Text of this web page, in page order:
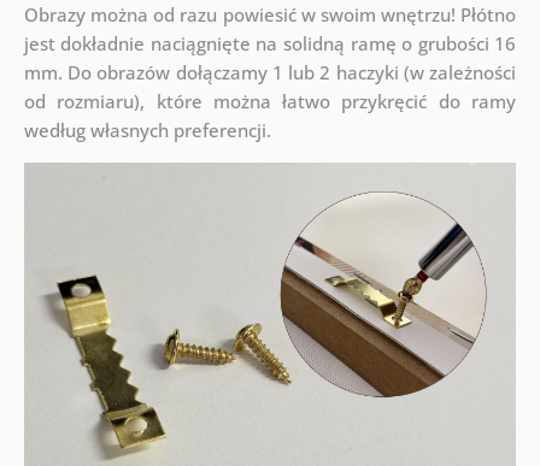
Obrazy można od razu powiesić w swoim wnętrzu! Płótno
jest dokładnie naciągnięte na solidną ramę o grubości 16
mm. Do obrazów dołączamy 1 lub 2 haczyki (w zależności
od rozmiaru), które można łatwo przykręcić do ramy
według własnych preferencji.